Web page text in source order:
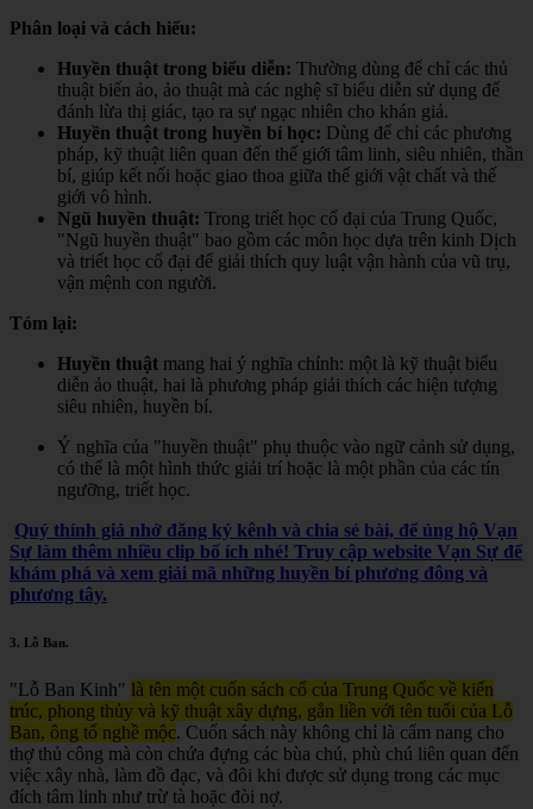
Phân loại và cách hiểu:
Huyền thuật trong biểu diễn: Thường dùng để chỉ các thủ
thuật biến ảo, ảo thuật mà các nghệ sĩ biểu diễn sử dụng để
đánh lừa thị giác, tạo ra sự ngạc nhiên cho khán giả.
Huyền thuật trong huyền bí học: Dùng để chỉ các phương
pháp, kỹ thuật liên quan đến thế giới tâm linh, siêu nhiên, thần
bí, giúp kết nối hoặc giao thoa giữa thế giới vật chất và thế
giới vô hình.
Ngũ huyền thuật: Trong triết học cổ đại của Trung Quốc,
"Ngũ huyền thuật" bao gồm các môn học dựa trên kinh Dịch
và triết học cổ đại để giải thích quy luật vận hành của vũ trụ,
vận mệnh con người.
Tóm lại:
Huyền thuật mang hai ý nghĩa chính: một là kỹ thuật biểu
diễn ảo thuật, hai là phương pháp giải thích các hiện tượng
siêu nhiên, huyền bí.
Ý nghĩa của "huyền thuật" phụ thuộc vào ngữ cảnh sử dụng,
có thể là một hình thức giải trí hoặc là một phần của các tín
ngưỡng, triết học.
Quý thính giả nhớ đăng ký kênh và chia sẻ bài, để ủng hộ Vạn
Sự làm thêm nhiều clip bổ ích nhé! Truy cập website Vạn Sự để
khám phá và xem giải mã những huyền bí phương đông và
phương tây.
3. Lỗ Ban.
"Lỗ Ban Kinh" là tên một cuốn sách cổ của Trung Quốc về kiến
trúc, phong thủy và kỹ thuật xây dựng, gắn liền với tên tuổi của Lỗ
Ban, ông tổ nghề mộc. Cuốn sách này không chỉ là cẩm nang cho
thợ thủ công mà còn chứa đựng các bùa chú, phù chú liên quan đến
việc xây nhà, làm đồ đạc, và đôi khi được sử dụng trong các mục
đích tâm linh như trừ tà hoặc đòi nợ.